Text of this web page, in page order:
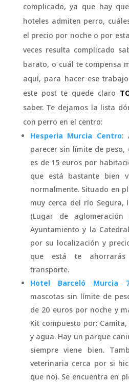
complicado, ya que hay
hoteles admiten perro,
el precio por noche o por
veces resulta complicado
barato, o cuál te compensa
aquí, para hacer ese
este post te quede claro
saber. Te dejamos la lista
con perro en el centro:
Hesperia Murcia Centro:
parecer sin límite de
es de 15 euros por
que está bastante bien
normalmente. Situado en
muy cerca del río Segura,
(Lugar de
Ayuntamiento y la
por su localización y
que está te
transporte.
Hotel Barceló Murcia
mascotas sin límite de
de 20 euros por noche y
Kit compuesto por:
y agua. Hay un parque
siempre viene bien.
veterinaria cerca por si
que no). Se encuentra en